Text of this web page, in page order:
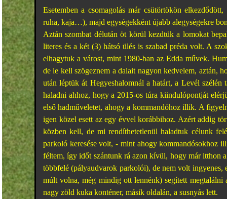
Esetemben a csomagolás már csütörtökön
ruha, kaja…), majd egységekként újabb alegységekre
Aztán szombat délután öt körül kezdtük a lomokat
literes és a két (3) hátsó ülés is szabad préda volt. A
elhagytuk a várost, mint 1980-ban az Edda művek.
de le kell szögeznem a dalait nagyon kedvelem, aztán,
után léptük át Hegyeshalomnál a határt, a Levél
haladni ahhoz, hogy a 2015-os túra kiindulópontját
első hadműveletet, ahogy a kommandóhoz illik. A
igen közel esett az egy évvel korábbihoz. Azért addig
közben kell, de mi rendíthetetlenül haladtuk célunk
parkoló keresése volt, - mint ahogy kommandósokhoz
féltem, így időt szántunk rá azon kívül, hogy már itthon
többfelé (pályaudvarok parkolói), de nem volt ingyenes,
múlt volna, még mindig ott lennénk) segített megtalálni
nagy zöld kuka konténer, másik oldalán, a susnyás lett.